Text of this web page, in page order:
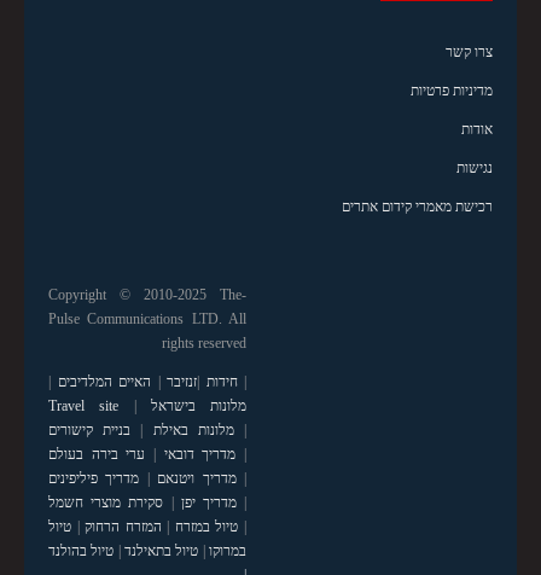
צרו קשר
מדיניות פרטיות
אודות
נגישות
רכישת מאמרי קידום אתרים
Copyright © 2010-2025 The-
Pulse Communications LTD. All
rights reserved
|חידות זנזיבר האיים המלדיבים
מלונות בישראל
Travel site
|מלונות באילת
בניית קישורים
מדריך דובאי
ערי בירה בעולם
|מדריך ויטנאם
מדריך פיליפינים
|מדריך יפן
סקירת מוצרי חשמל
טיול במזרח המזרח הרחוק| טיול
במרוקו| טיול בתאילנד| טיול בהולנד